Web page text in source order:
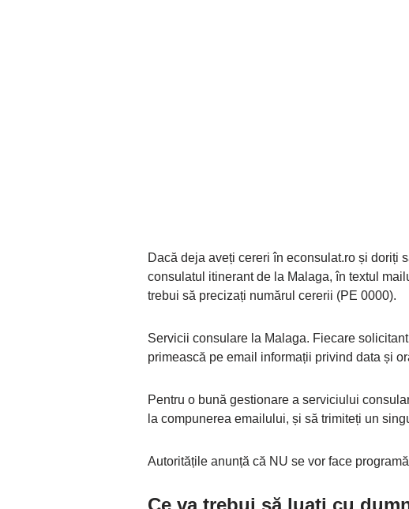
Dacă deja aveți cereri în econsulat.ro și doriți
consulatul itinerant de la Malaga, în textul
trebui să precizați numărul cererii (PE 0000).
Servicii consulare la Malaga. Fiecare
primească pe email informații privind data și
Pentru o bună gestionare a serviciului
la compunerea emailului, și să trimiteți un
Autoritățile anunță că NU se vor face
Ce va trebui să luați cu